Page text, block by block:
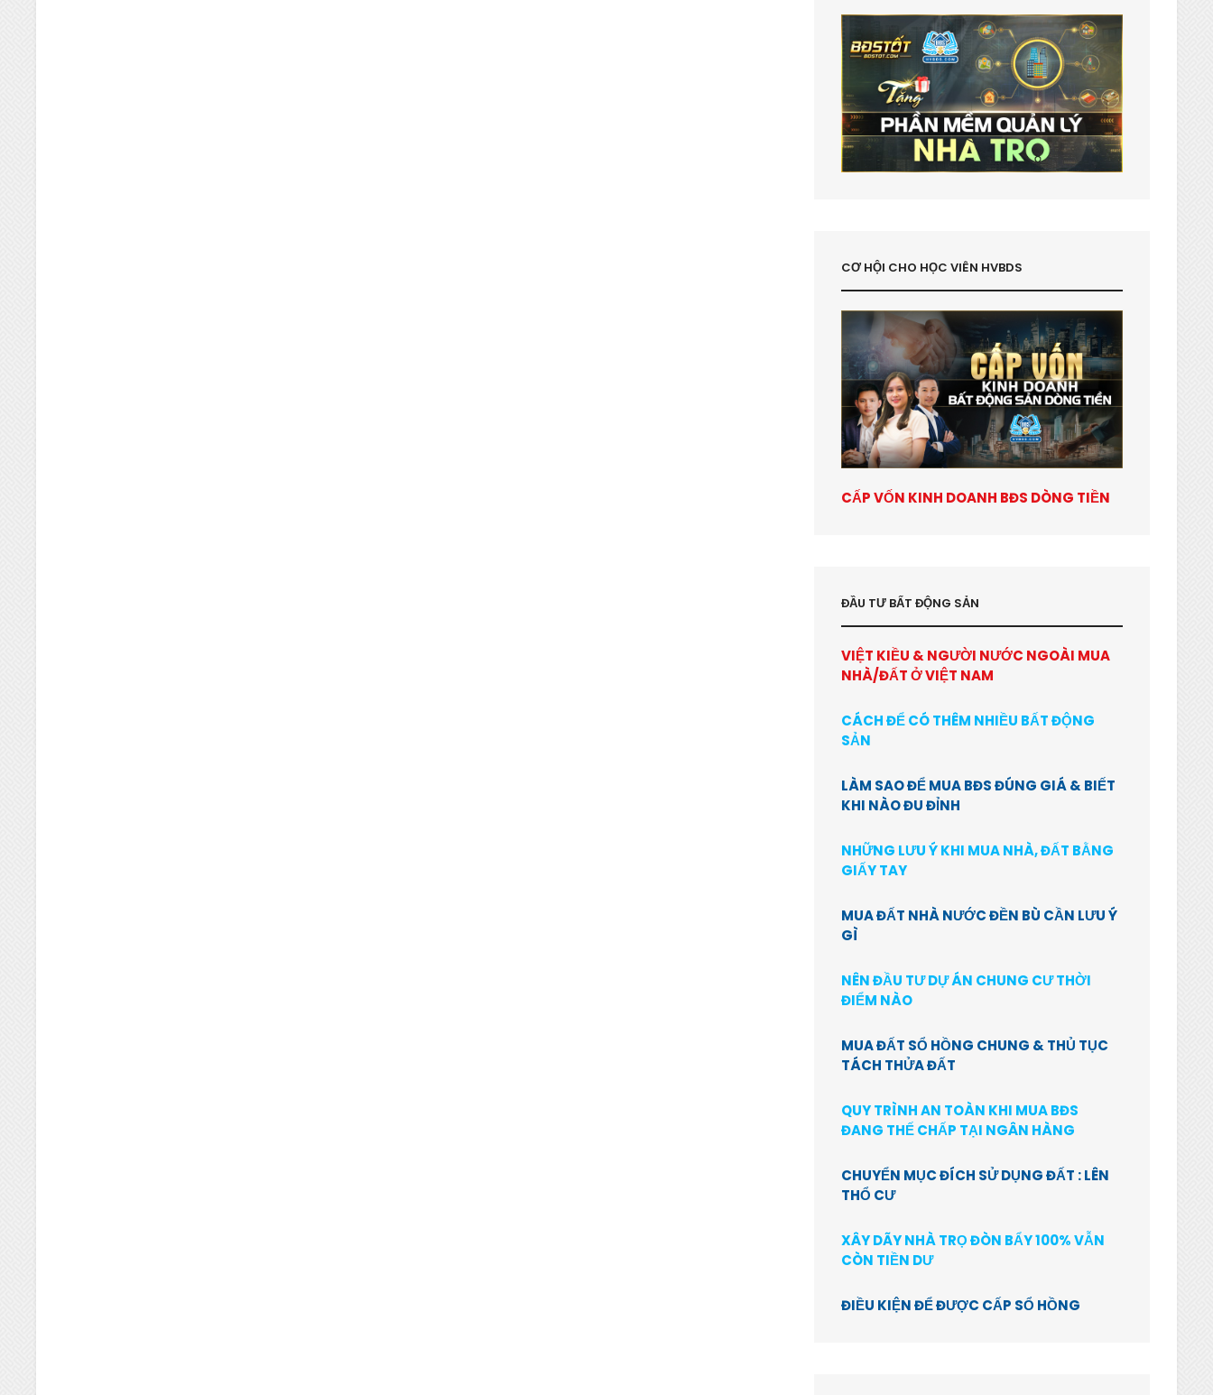
CƠ HỘI CHO HỌC VIÊN HVBDS
CẤP VỐN KINH DOANH BĐS DÒNG TIỀN
ĐẦU TƯ BẤT ĐỘNG SẢN
VIỆT KIỀU & NGƯỜI NƯỚC NGOÀI MUA
NHÀ/ĐẤT Ở VIỆT NAM
CÁCH ĐỂ CÓ THÊM NHIỀU BẤT ĐỘNG
SẢN
LÀM SAO ĐỂ MUA BĐS ĐÚNG GIÁ & BIẾT
KHI NÀO ĐU ĐỈNH
NHỮNG LƯU Ý KHI MUA NHÀ, ĐẤT BẰNG
GIẤY TAY
MUA ĐẤT NHÀ NƯỚC ĐỀN BÙ CẦN LƯU Ý
GÌ
NÊN ĐẦU TƯ DỰ ÁN CHUNG CƯ THỜI
ĐIỂM NÀO
MUA ĐẤT SỔ HỒNG CHUNG & THỦ TỤC
TÁCH THỬA ĐẤT
QUY TRÌNH AN TOÀN KHI MUA BĐS
ĐANG THẾ CHẤP TẠI NGÂN HÀNG
CHUYỂN MỤC ĐÍCH SỬ DỤNG ĐẤT : LÊN
THỔ CƯ
XÂY DÃY NHÀ TRỌ ĐÒN BẨY 100% VẪN
CÒN TIỀN DƯ
ĐIỀU KIỆN ĐỂ ĐƯỢC CẤP SỔ HỒNG